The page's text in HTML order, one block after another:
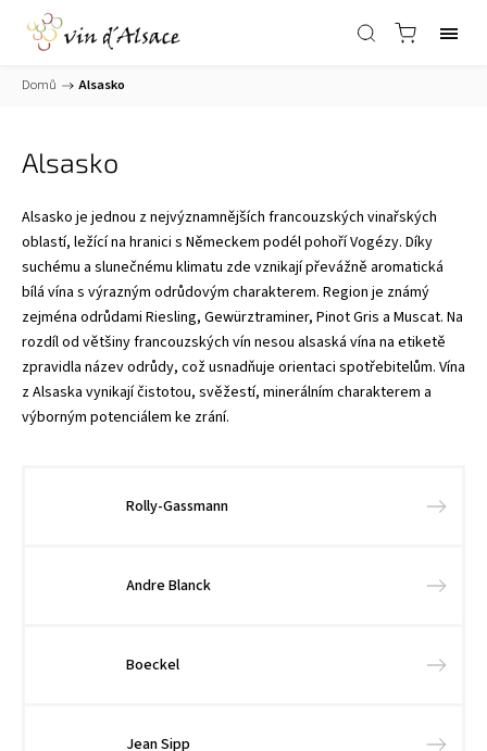
Domů / Alsasko
Alsasko
Alsasko je jednou z nejvýznamnějších francouzských vinařských
oblastí, ležící na hranici s Německem podél pohoří Vogézy. Díky
suchému a slunečnému klimatu zde vznikají převážně aromatická
bílá vína s výrazným odrůdovým charakterem. Region je známý
zejména odrůdami Riesling, Gewürztraminer, Pinot Gris a Muscat. Na
rozdíl od většiny francouzských vín nesou alsaská vína na etiketě
zpravidla název odrůdy, což usnadňuje orientaci spotřebitelům. Vína
z Alsaska vynikají čistotou, svěžestí, minerálním charakterem a
výborným potenciálem ke zrání.
Rolly-Gassmann
Andre Blanck
Boeckel
Jean Sipp